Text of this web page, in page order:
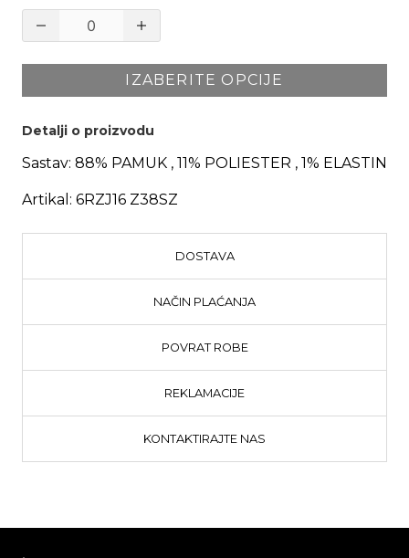
IZABERITE OPCIJE
Detalji o proizvodu
Sastav: 88% PAMUK , 11% POLIESTER , 1% ELASTIN
Artikal: 6RZJ16 Z38SZ
DOSTAVA
NAČIN PLAĆANJA
POVRAT ROBE
REKLAMACIJE
KONTAKTIRAJTE NAS